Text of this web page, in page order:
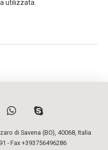
utilizzata.
di Savena (BO), 40068, Italia
- Fax +393756496286